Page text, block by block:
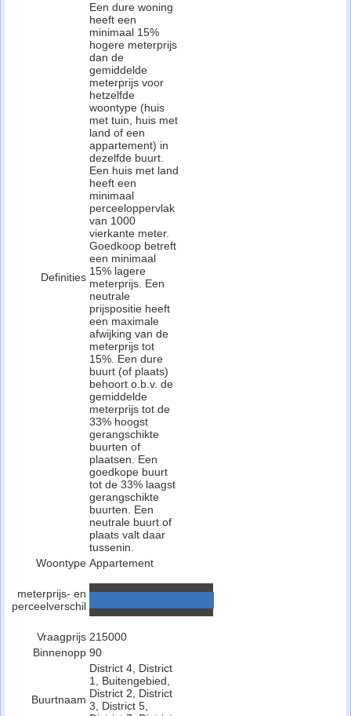
Definities
Een dure woning
heeft een
minimaal 15%
hogere meterprijs
dan de
gemiddelde
meterprijs voor
hetzelfde
woontype (huis
met tuin, huis met
land of een
appartement) in
dezelfde buurt.
Een huis met land
heeft een
minimaal
perceeloppervlak
van 1000
vierkante meter.
Goedkoop betreft
een minimaal
15% lagere
meterprijs. Een
neutrale
prijspositie heeft
een maximale
afwijking van de
meterprijs tot
15%. Een dure
buurt (of plaats)
behoort o.b.v. de
gemiddelde
meterprijs tot de
33% hoogst
gerangschikte
buurten of
plaatsen. Een
goedkope buurt
tot de 33% laagst
gerangschikte
buurten. Een
neutrale buurt of
plaats valt daar
tussenin.
Woontype Appartement
meterprijs- en
perceelverschil
Vraagprijs 215000
Binnenopp 90
Buurtnaam
District 4, District
1, Buitengebied,
District 2, District
3, District 5,